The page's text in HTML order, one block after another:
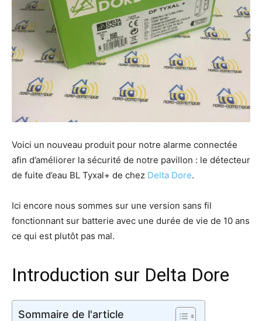
Voici un nouveau produit pour notre alarme connectée
afin d’améliorer la sécurité de notre pavillon : le détecteur
de fuite d’eau BL Tyxal+ de chez Delta Dore.
Ici encore nous sommes sur une version sans fil
fonctionnant sur batterie avec une durée de vie de 10 ans
ce qui est plutôt pas mal.
Introduction sur Delta Dore
Sommaire de l'article